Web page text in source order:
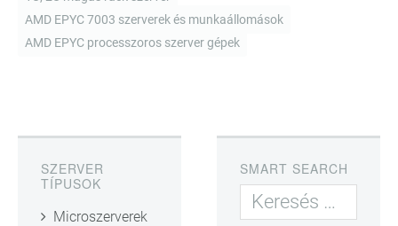
AMD EPYC 7003 szerverek és munkaállomások
AMD EPYC processzoros szerver gépek
SZERVER
TÍPUSOK
Microszerverek
SMART SEARCH